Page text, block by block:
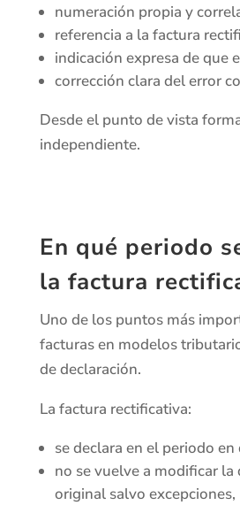
numeración propia y
referencia a la factura
indicación expresa de que
corrección clara del error
Desde el punto de vista
independiente.
En qué periodo
la factura
Uno de los puntos más
facturas en modelos
de declaración.
La factura rectificativa:
se declara en el periodo en
no se vuelve a modificar la
original salvo excepciones,